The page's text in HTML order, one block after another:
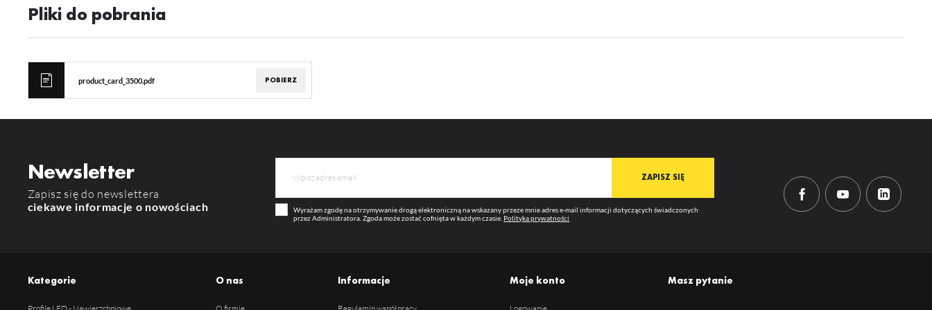
Pliki do pobrania
product_card_3500.pdf POBIERZ
Newsletter
Zapisz się do newslettera
ciekawe informacje o nowościach
Wyrażam zgodę na otrzymywanie drogą elektroniczną na wskazany przeze mnie adres e-mail informacji dotyczących świadczonych
przez Administratora. Zgoda może zostać cofnięta w każdym czasie. Polityka prywatności
Kategorie O nas Informacje Moje konto Masz pytanie
Dzięki reklamowym plikom cookies prezentujemy Ci najciekawsze informacje i aktualności na
Twoich upodobań oraz Twoich zwyczajów dotyczących przeglądanej witryny internetowej. Treści
oraz innych dostawców usług. Firmy te działają w charakterze pośredników prezentujących nasze